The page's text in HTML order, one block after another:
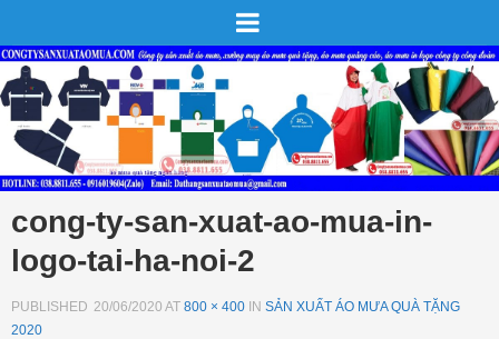
cong-ty-san-xuat-ao-mua-in-
logo-tai-ha-noi-2
PUBLISHED 20/06/2020 AT 800 × 400 IN SẢN XUẤT ÁO MƯA QUÀ TẶNG
2020